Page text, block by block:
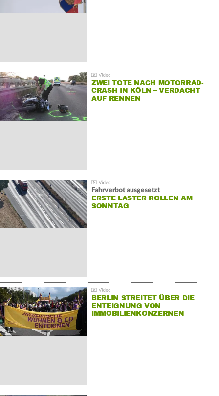
ZWEI TOTE NACH MOTORRAD-
CRASH IN KÖLN – VERDACHT
AUF RENNEN
Fahrverbot ausgesetzt
ERSTE LASTER ROLLEN AM
SONNTAG
BERLIN STREITET ÜBER DIE
ENTEIGNUNG VON
IMMOBILIENKONZERNEN